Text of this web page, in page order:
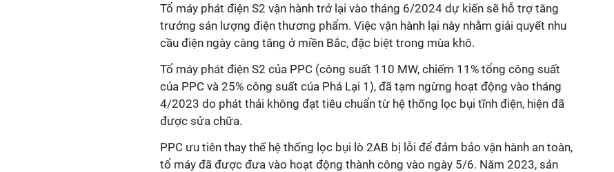
Tổ máy phát điện S2 vận hành trở lại vào tháng 6/2024 dự kiến sẽ hỗ trợ tăng
trưởng sản lượng điện thương phẩm. Việc vận hành lại này nhằm giải quyết nhu
cầu điện ngày càng tăng ở miền Bắc, đặc biệt trong mùa khô.
Tổ máy phát điện S2 của PPC (công suất 110 MW, chiếm 11% tổng công suất
của PPC và 25% công suất của Phả Lại 1), đã tạm ngừng hoạt động vào tháng
4/2023 do phát thải không đạt tiêu chuẩn từ hệ thống lọc bụi tĩnh điện, hiện đã
được sửa chữa.
PPC ưu tiên thay thế hệ thống lọc bụi lò 2AB bị lỗi để đảm bảo vận hành an toàn,
tổ máy đã được đưa vào hoạt động thành công vào ngày 5/6. Năm 2023, sản